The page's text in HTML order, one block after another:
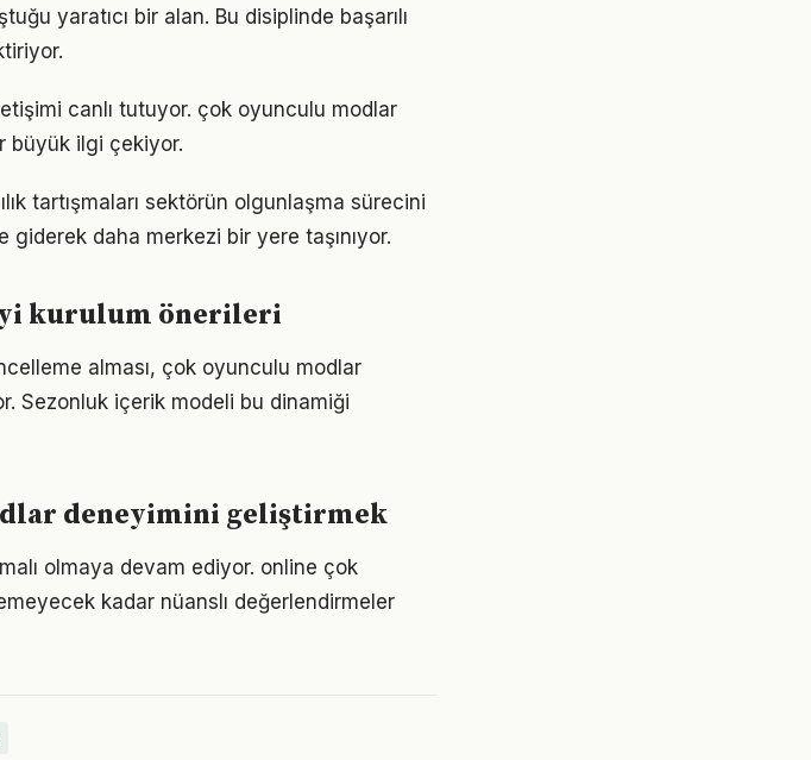
yaratıcı bir alan. Bu disiplinde başarılı
canlı tutuyor. çok oyunculu modlar
büyük ilgi çekiyor.
tartışmaları sektörün olgunlaşma sürecini
giderek daha merkezi bir yere taşınıyor.
kurulum önerileri
alması, çok oyunculu modlar
Sezonluk içerik modeli bu dinamiği
deneyimini geliştirmek
olmaya devam ediyor. online çok
kadar nüanslı değerlendirmeler